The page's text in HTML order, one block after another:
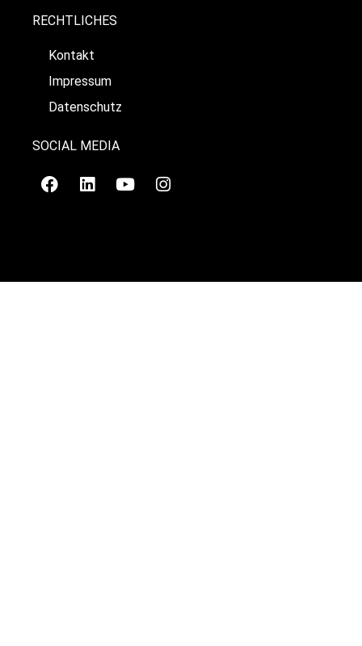
RECHTLICHES
Kontakt
Impressum
Datenschutz
SOCIAL MEDIA